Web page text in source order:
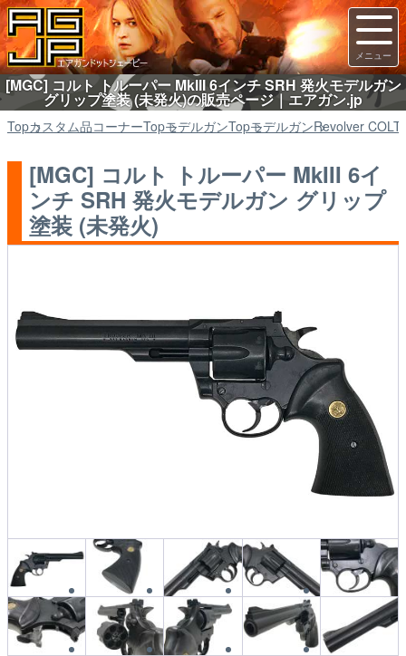
[MGC] コルト トルーパー MkIII 6インチ SRH 発火モデルガン
グリップ塗装 (未発火)の販売ページ｜エアガン.jp
Topカスタム品コーナーTopモデルガンTopモデルガンRevolver COLT
[MGC] コルト トルーパー MkIII 6イ
ンチ SRH 発火モデルガン グリップ
塗装 (未発火)